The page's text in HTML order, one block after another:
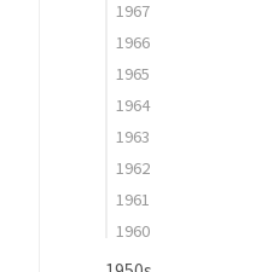
1967
1966
1965
1964
1963
1962
1961
1960